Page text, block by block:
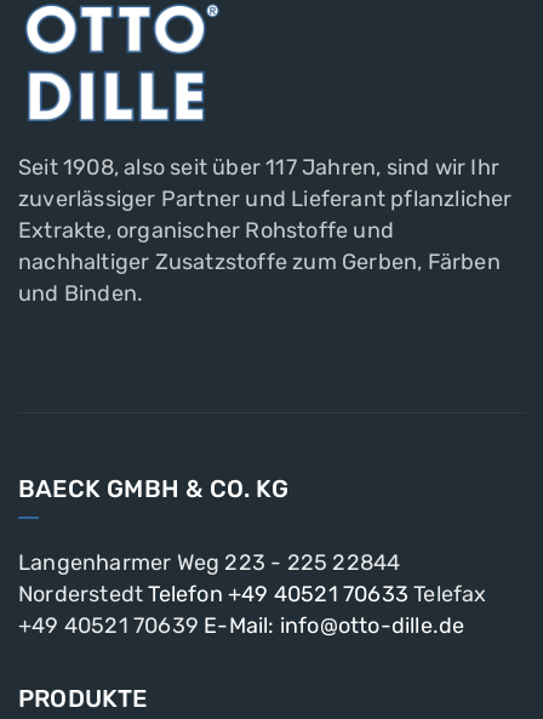
Seit 1908, also seit über 117 Jahren, sind wir Ihr
zuverlässiger Partner und Lieferant pflanzlicher
Extrakte, organischer Rohstoffe und
nachhaltiger Zusatzstoffe zum Gerben, Färben
und Binden.
BAECK GMBH & CO. KG
Langenharmer Weg 223 - 225 22844
Norderstedt Telefon +49 40521 70633 Telefax
+49 40521 70639 E-Mail: info@otto-dille.de
PRODUKTE